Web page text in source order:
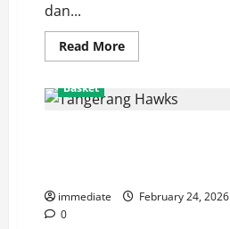
dan...
Read MoreRead
more
Kasih
Deon!
untuk
Guncang
Basket
immediate
February 24, 2026
0